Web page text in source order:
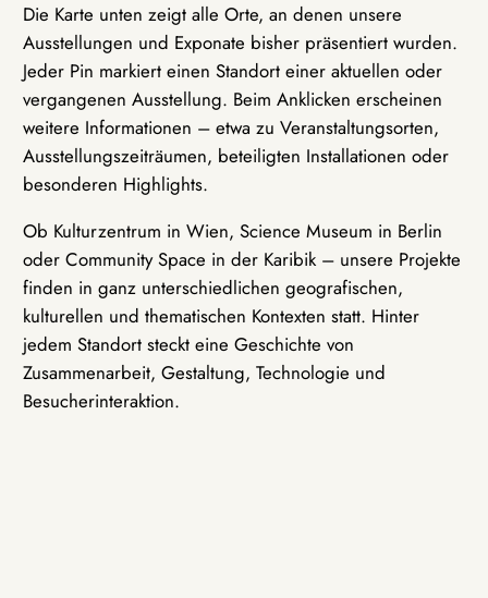
Die Karte unten zeigt alle Orte, an denen unsere
Ausstellungen und Exponate bisher präsentiert wurden.
Jeder Pin markiert einen Standort einer aktuellen oder
vergangenen Ausstellung. Beim Anklicken erscheinen
weitere Informationen – etwa zu Veranstaltungsorten,
Ausstellungszeiträumen, beteiligten Installationen oder
besonderen Highlights.
Ob Kulturzentrum in Wien, Science Museum in Berlin
oder Community Space in der Karibik – unsere Projekte
finden in ganz unterschiedlichen geografischen,
kulturellen und thematischen Kontexten statt. Hinter
jedem Standort steckt eine Geschichte von
Zusammenarbeit, Gestaltung, Technologie und
Besucherinteraktion.